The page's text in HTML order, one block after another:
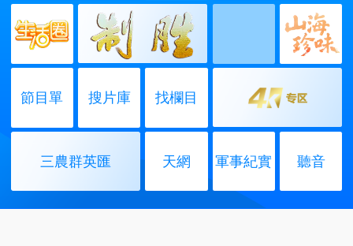
節目單 搜片庫 找欄目
三農群英匯 天網 軍事紀實 聽音